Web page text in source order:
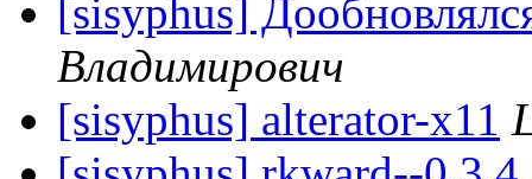
[sisyphus]
Владимирович
[sisyphus] alterator-x11